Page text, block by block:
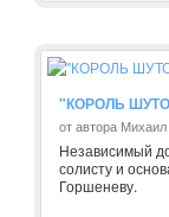
"КОРОЛЬ
от автора
Независимый
солисту и
Горшеневу.